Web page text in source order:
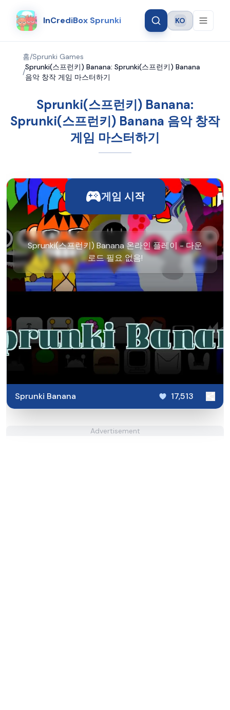
InCrediBox Sprunki Language
KO
홈/Sprunki Games
/
Sprunki(스프런키) Banana: Sprunki(스프런키) Banana
음악 창작 게임 마스터하기
Sprunki(스프런키) Banana:
Sprunki(스프런키) Banana 음악 창작
게임 마스터하기
게임 시작
Sprunki(스프런키) Banana 온라인 플레이 - 다운
로드 필요 없음!
Sprunki Banana 17,513
Advertisement